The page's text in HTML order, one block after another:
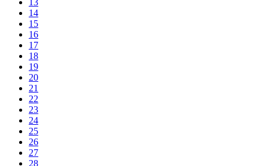
13
14
15
16
17
18
19
20
21
22
23
24
25
26
27
28